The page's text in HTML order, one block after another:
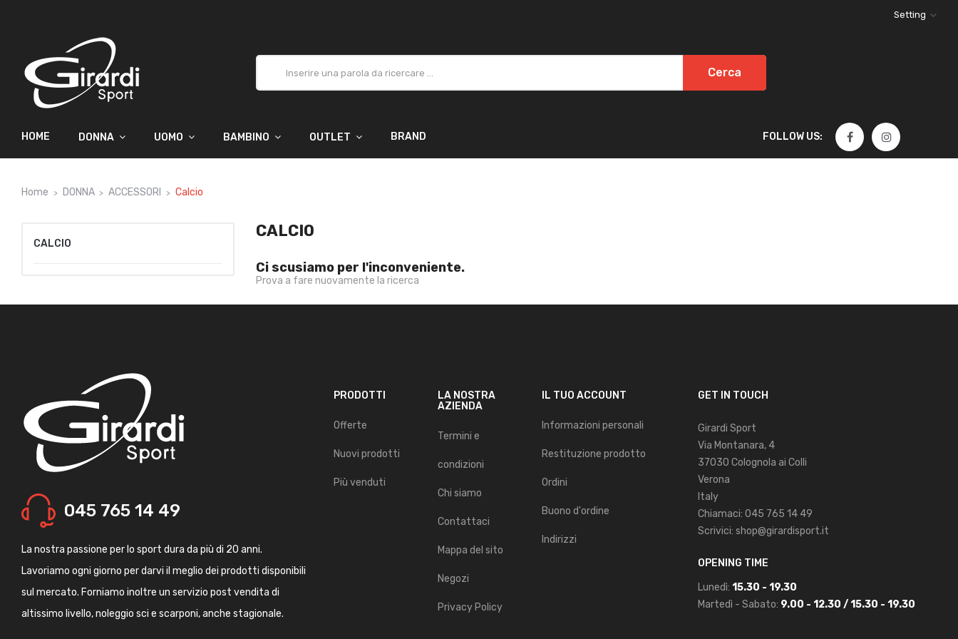
Setting
Cerca
FOLLOW US:
HOME DONNA UOMO BAMBINO OUTLET BRAND
Home DONNA ACCESSORI Calcio
CALCIO
CALCIO
Ci scusiamo per l'inconveniente.
Prova a fare nuovamente la ricerca
045 765 14 49
La nostra passione per lo sport dura da più di 20 anni.
Lavoriamo ogni giorno per darvi il meglio dei prodotti disponibili
sul mercato. Forniamo inoltre un servizio post vendita di
altissimo livello, noleggio sci e scarponi, anche stagionale.
PRODOTTI
Offerte
Nuovi prodotti
Più venduti
LA NOSTRA
AZIENDA
Termini e
condizioni
Chi siamo
Contattaci
Mappa del sito
Negozi
Privacy Policy
IL TUO ACCOUNT
Informazioni personali
Restituzione prodotto
Ordini
Buono d'ordine
Indirizzi
GET IN TOUCH
Girardi Sport
Via Montanara, 4
37030 Colognola ai Colli
Verona
Italy
Chiamaci: 045 765 14 49
Scrivici: shop@girardisport.it
OPENING TIME
Lunedì: 15.30 - 19.30
Martedì - Sabato: 9.00 - 12.30 / 15.30 - 19.30